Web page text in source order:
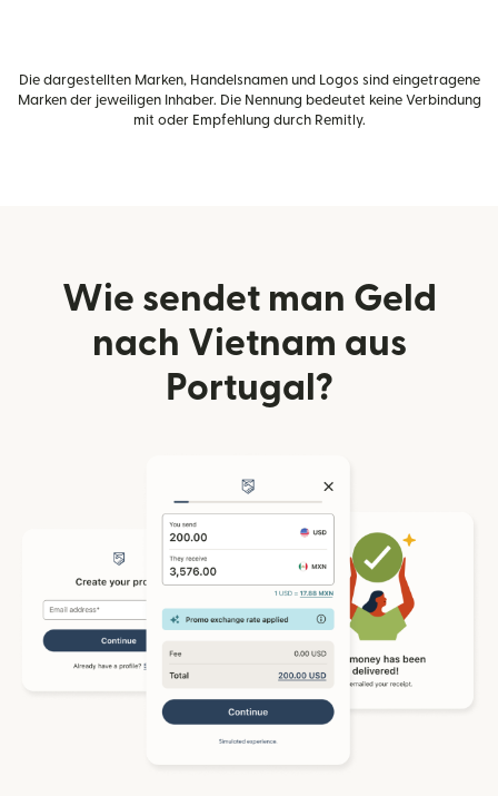
Die dargestellten Marken, Handelsnamen und Logos sind eingetragene
Marken der jeweiligen Inhaber. Die Nennung bedeutet keine Verbindung
mit oder Empfehlung durch Remitly.
Wie sendet man Geld
nach Vietnam aus
Portugal?